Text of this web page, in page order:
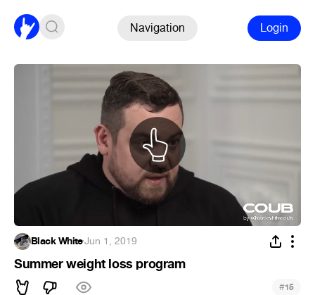
Navigation Login
Black White·Jun 1, 2019
Summer weight loss program
#15